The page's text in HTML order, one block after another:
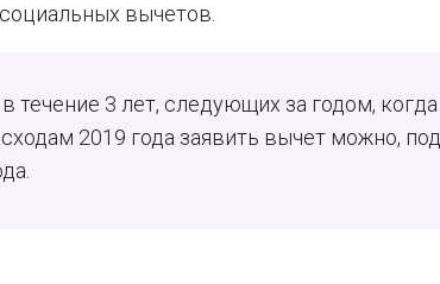
вычетов.
течение 3 лет, следующих за годом,
2019 года заявить вычет можно,